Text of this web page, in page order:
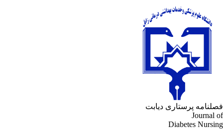
پرستاری دیابت
Journal
Diabetes